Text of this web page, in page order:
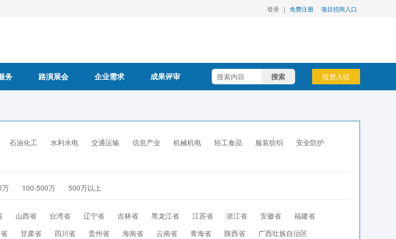
登录 | 免费注册 项目招商入口
务 路演展会 企业需求 成果评审 搜索 投资入驻
石油化工 水利水电 交通运输 信息产业 机械机电 轻工食品 服装纺织
安全防护
万 100-500万 500万以上
山西省 台湾省 辽宁省 吉林省 黑龙江省 江苏省 浙江省 安徽省
福建省
甘肃省 四川省 贵州省 海南省 云南省 青海省 陕西省
广西壮族自治区